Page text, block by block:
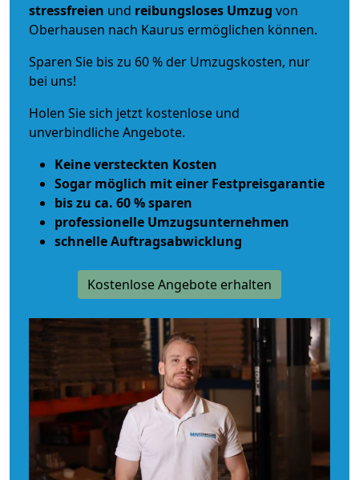
stressfreien und reibungsloses Umzug von
Oberhausen nach Kaurus ermöglichen können.
Sparen Sie bis zu 60 % der Umzugskosten, nur
bei uns!
Holen Sie sich jetzt kostenlose und
unverbindliche Angebote.
Keine versteckten Kosten
Sogar möglich mit einer Festpreisgarantie
bis zu ca. 60 % sparen
professionelle Umzugsunternehmen
schnelle Auftragsabwicklung
Kostenlose Angebote erhalten